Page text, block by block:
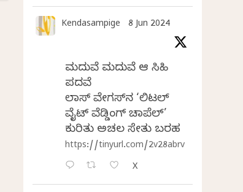
Kendasampige 8 Jun 2024
ಮದುವೆ ಮದುವೆ ಆ ಸಿಹಿ
ಪದವೆ
ಲಾಸ್‌ ವೇಗಸ್‌ನ ‘ಲಿಟಲ್
ವೈಟ್ ವೆಡ್ಡಿಂಗ್ ಚಾಪೆಲ್’
ಕುರಿತು ಅಚಲ ಸೇತು ಬರಹ
https://tinyurl.com/2v28abrv
X